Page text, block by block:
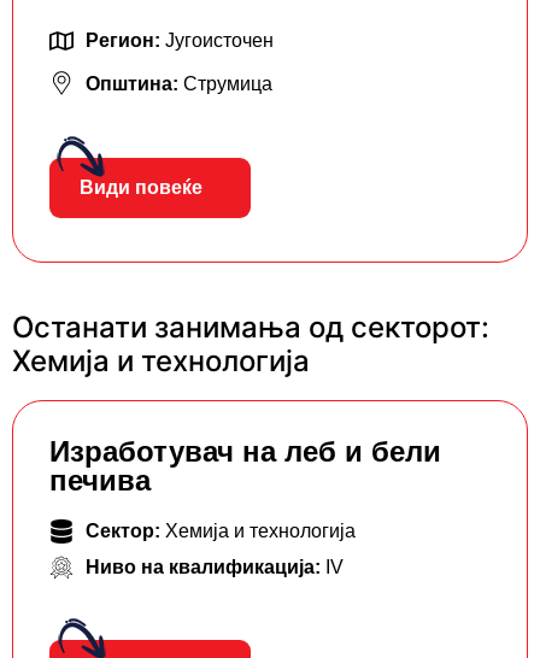
Регион: Југоисточен
Општина: Струмица
Види повеќе
Останати занимања од секторот:
Хемија и технологија
Изработувач на леб и бели
печива
Сектор: Хемија и технологија
Ниво на квалификација: IV